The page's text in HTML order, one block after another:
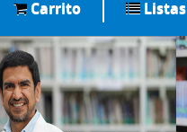
Carrito Listas